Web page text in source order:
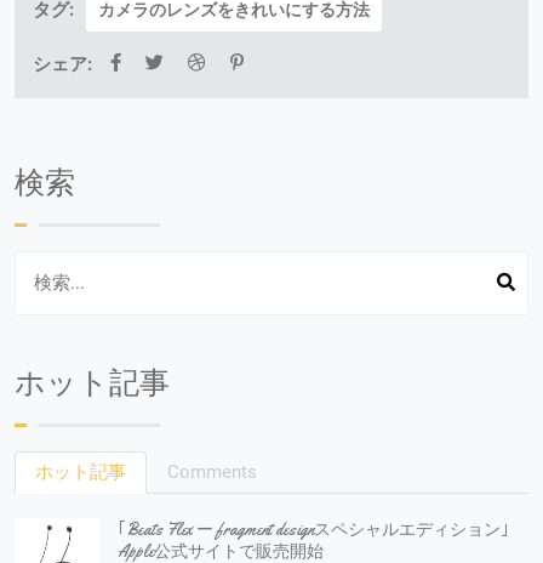
タグ: カメラのレンズをきれいにする方法
シェア:
検索
ホット記事
ホット記事 Comments
｢Beats Flex ー fragment designスペシャルエディション｣
Apple公式サイトで販売開始